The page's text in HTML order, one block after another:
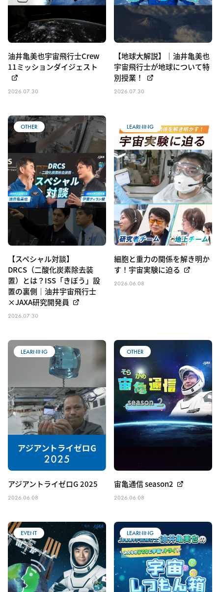
油井亀美也宇宙飛行士Crew
11ミッションダイジェスト
2026.07.30
【地球大解説】｜油井亀美也
宇宙飛行士が地球について特
別授業！
2026.07.30
OTHER
【スペシャル対談】
DRCS（二酸化炭素除去装
置）とは？ISS「きぼう」設
置の裏側｜油井宇宙飛行士
×JAXA研究開発員
2026.07.30
LEARNING
細胞と重力の関係を解き明か
す！宇宙実験に迫る
2026.06.08
LEARNING
アジアントライゼロG 2025
2026.06.08
OTHER
宙亀通信 season2
2026.06.08
EVENT LEARNING